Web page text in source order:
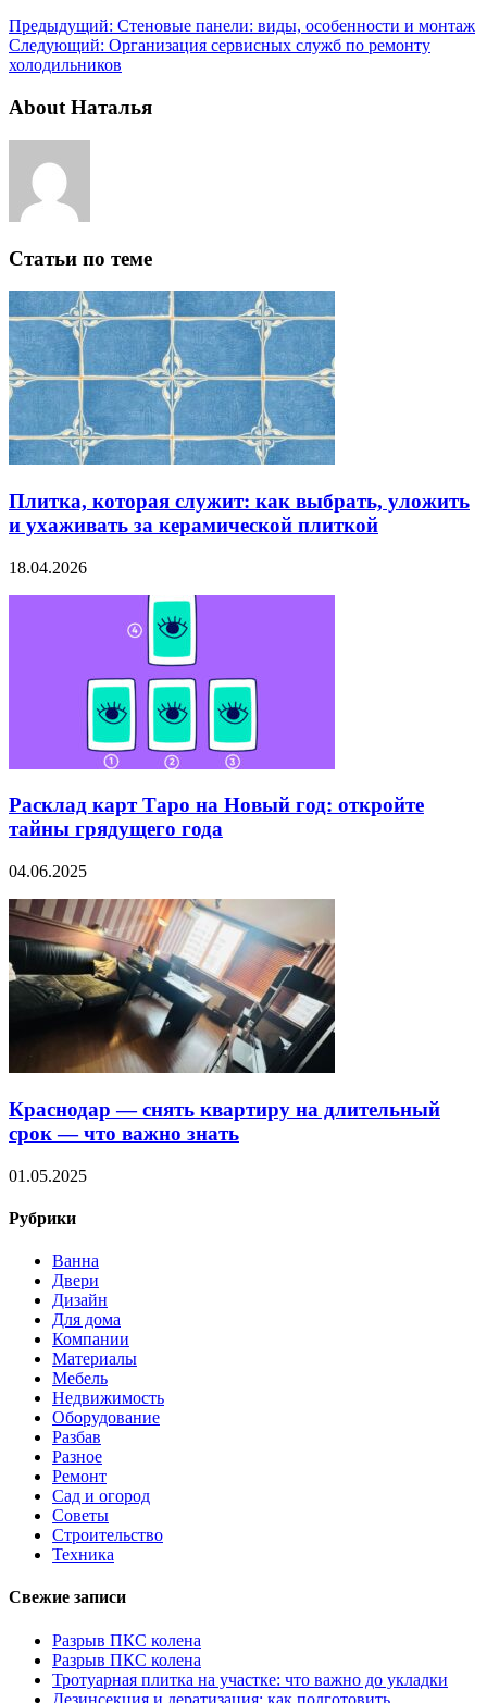
Предыдущий: Стеновые панели: виды, особенности и монтаж
Следующий: Организация сервисных служб по ремонту
холодильников
About Наталья
Статьи по теме
Плитка, которая служит: как выбрать, уложить
и ухаживать за керамической плиткой
18.04.2026
Расклад карт Таро на Новый год: откройте
тайны грядущего года
04.06.2025
Краснодар — снять квартиру на длительный
срок — что важно знать
01.05.2025
Рубрики
Ванна
Двери
Дизайн
Для дома
Компании
Материалы
Мебель
Недвижимость
Оборудование
Разбав
Разное
Ремонт
Сад и огород
Советы
Строительство
Техника
Свежие записи
Разрыв ПКС колена
Разрыв ПКС колена
Тротуарная плитка на участке: что важно до укладки
Дезинсекция и дератизация: как подготовить